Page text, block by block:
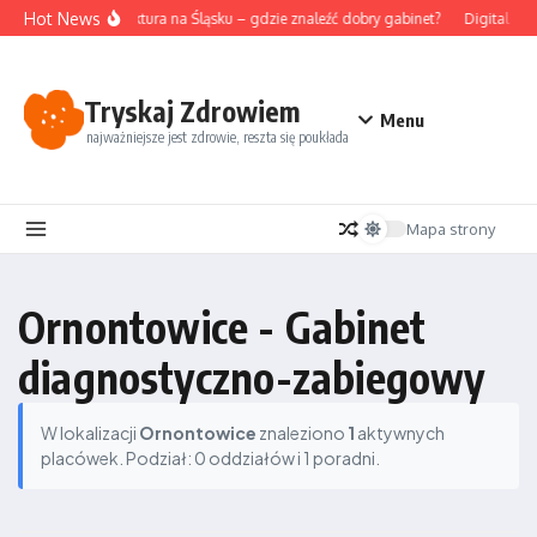
Przejdź do treści
Hot NewsAkupunktura na Śląsku – gdzie znaleźć dobry gabinet? Digital
Tryskaj Zdrowiem
najważniejsze jest zdrowie, reszta się poukłada
Menu
Mapa strony
Ornontowice - Gabinet
diagnostyczno-zabiegowy
W lokalizacji Ornontowice znaleziono 1 aktywnych
placówek. Podział: 0 oddziałów i 1 poradni.